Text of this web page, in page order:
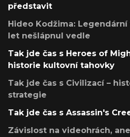
představit
Hideo Kodžima:
let nešlápnul vedle
Tak jde čas s Heroes of
historie kultovní tahovky
Tak jde čas s Civilizací –
strategie
Tak jde čas s Assassin's
Závislost na videohrách,